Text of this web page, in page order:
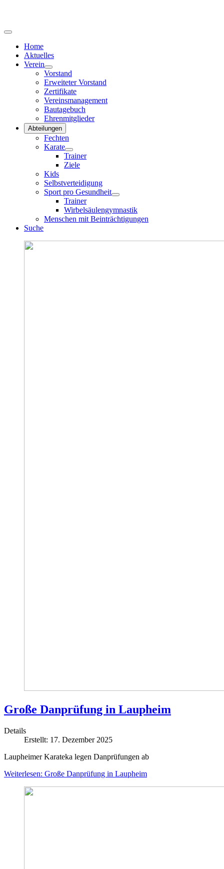
Home
Aktuelles
Verein
Vorstand
Erweiteter Vorstand
Zertifikate
Vereinsmanagement
Bautagebuch
Ehrenmitglieder
Abteilungen
Fechten
Karate
Trainer
Ziele
Kids
Selbstverteidigung
Sport pro Gesundheit
Trainer
Wirbelsäulengymnastik
Menschen mit Beinträchtigungen
Suche
Große Danprüfung in Laupheim
Details
Erstellt: 17. Dezember 2025
Laupheimer Karateka legen Danprüfungen ab
Weiterlesen: Große Danprüfung in Laupheim